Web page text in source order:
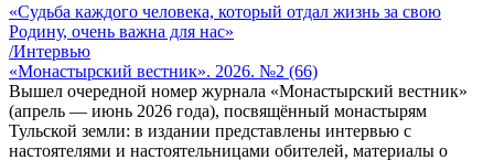
«Судьба каждого человека, который отдал жизнь за свою
Родину, очень важна для нас»
/Интервью
«Монастырский вестник». 2026. №2 (66)
Вышел очередной номер журнала «Монастырский вестник»
(апрель — июнь 2026 года), посвящённый монастырям
Тульской земли: в издании представлены интервью с
настоятелями и настоятельницами обителей, материалы о